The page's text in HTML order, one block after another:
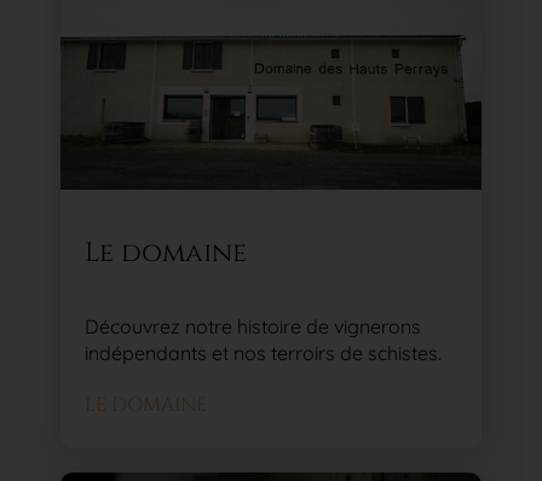
Le domaine
Découvrez notre histoire de vignerons
indépendants et nos terroirs de schistes.
LE DOMAINE